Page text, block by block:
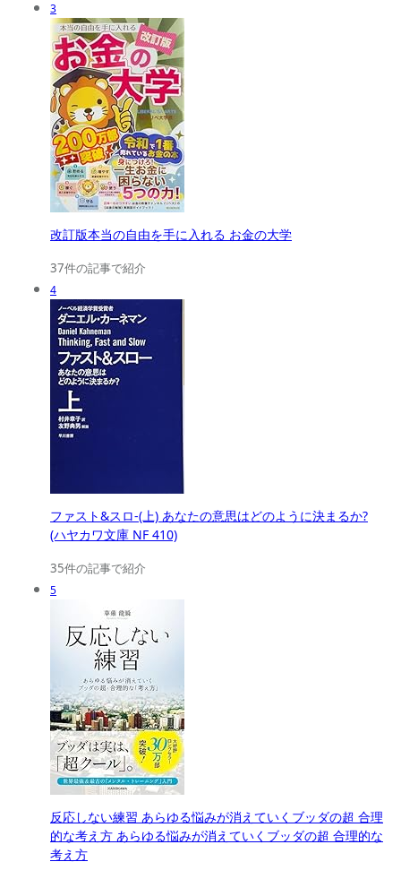
3
改訂版本当の自由を手に入れる お金の大学
37件の記事で紹介
4
ファスト&スロ-(上) あなたの意思はどのように決まるか?
(ハヤカワ文庫 NF 410)
35件の記事で紹介
5
反応しない練習 あらゆる悩みが消えていくブッダの超 合理
的な考え方 あらゆる悩みが消えていくブッダの超 合理的な
考え方